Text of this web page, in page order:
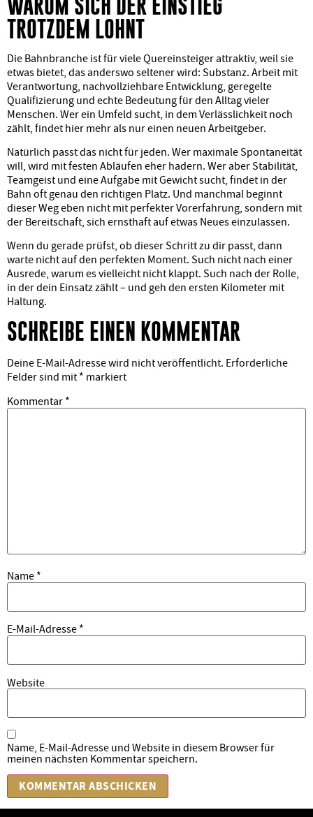
TROTZDEM LOHNT
Die Bahnbranche ist für viele Quereinsteiger attraktiv, weil sie
etwas bietet, das anderswo seltener wird: Substanz. Arbeit mit
Verantwortung, nachvollziehbare Entwicklung, geregelte
Qualifizierung und echte Bedeutung für den Alltag vieler
Menschen. Wer ein Umfeld sucht, in dem Verlässlichkeit noch
zählt, findet hier mehr als nur einen neuen Arbeitgeber.
Natürlich passt das nicht für jeden. Wer maximale Spontaneität
will, wird mit festen Abläufen eher hadern. Wer aber Stabilität,
Teamgeist und eine Aufgabe mit Gewicht sucht, findet in der
Bahn oft genau den richtigen Platz. Und manchmal beginnt
dieser Weg eben nicht mit perfekter Vorerfahrung, sondern mit
der Bereitschaft, sich ernsthaft auf etwas Neues einzulassen.
Wenn du gerade prüfst, ob dieser Schritt zu dir passt, dann
warte nicht auf den perfekten Moment. Such nicht nach einer
Ausrede, warum es vielleicht nicht klappt. Such nach der Rolle,
in der dein Einsatz zählt – und geh den ersten Kilometer mit
Haltung.
SCHREIBE EINEN KOMMENTAR
Deine E-Mail-Adresse wird nicht veröffentlicht. Erforderliche
Felder sind mit * markiert
Kommentar *
Name *
E-Mail-Adresse *
Website
Name, E-Mail-Adresse und Website in diesem Browser für
meinen nächsten Kommentar speichern.